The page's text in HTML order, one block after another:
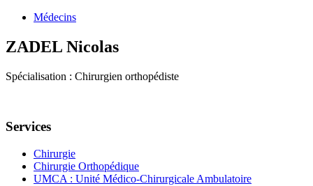
Médecins
ZADEL Nicolas
Spécialisation : Chirurgien orthopédiste
Services
Chirurgie
Chirurgie Orthopédique
UMCA : Unité Médico-Chirurgicale Ambulatoire